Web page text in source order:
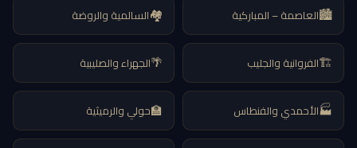
🏙️العاصمة – المباركية 🏘️السالمية والروضة
🏗️الفروانية والجليب 🌴الجهراء والصليبية
🏭الأحمدي والفنطاس 🏫حولي والرميثية